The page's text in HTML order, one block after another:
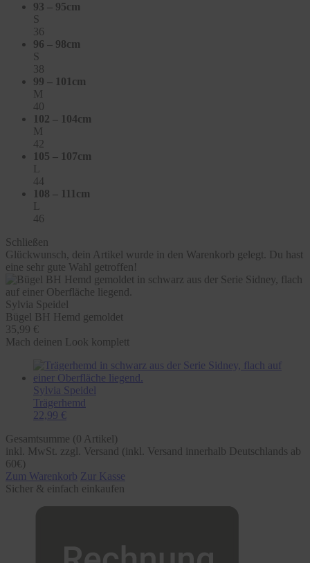
93 – 95cm
S
36
96 – 98cm
S
38
99 – 101cm
M
40
102 – 104cm
M
42
105 – 107cm
L
44
108 – 111cm
L
46
Schließen
Glückwunsch, dein Artikel wurde in den Warenkorb gelegt. Du hast
eine sehr gute Wahl getroffen!
Sylvia Speidel
Bügel BH Hemd gemoldet
35,99 €
Mach deinen Look komplett
Sylvia Speidel
Trägerhemd
22,99 €
Gesamtsumme (0 Artikel)
inkl. MwSt. zzgl. Versand (inkl. Versand innerhalb Deutschlands ab
60€)
Zum Warenkorb Zur Kasse
Sicher & einfach einkaufen